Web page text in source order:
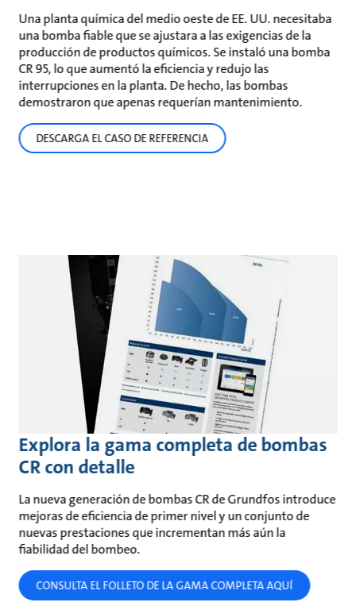
Una planta química del medio oeste de EE. UU. necesitaba
una bomba fiable que se ajustara a las exigencias de la
producción de productos químicos. Se instaló una bomba
CR 95, lo que aumentó la eficiencia y redujo las
interrupciones en la planta. De hecho, las bombas
demostraron que apenas requerían mantenimiento.
DESCARGA EL CASO DE REFERENCIA
Explora la gama completa de bombas
CR con detalle
La nueva generación de bombas CR de Grundfos introduce
mejoras de eficiencia de primer nivel y un conjunto de
nuevas prestaciones que incrementan más aún la
fiabilidad del bombeo.
CONSULTA EL FOLLETO DE LA GAMA COMPLETA AQUÍ